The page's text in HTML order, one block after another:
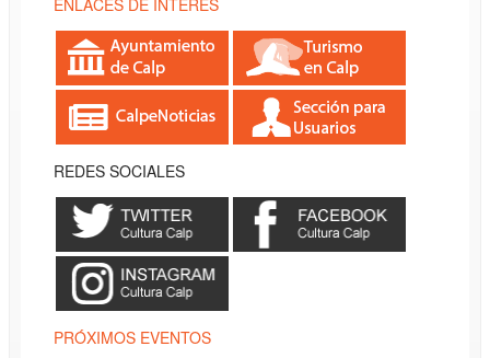
REDES SOCIALES
PRÓXIMOS EVENTOS